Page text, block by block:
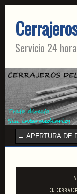
Servicio 24
EL